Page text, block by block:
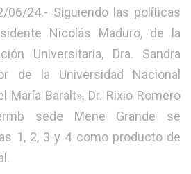
06/24.- Siguiendo las políticas
Nicolás Maduro, de la
Universitaria, Dra. Sandra
de la Universidad Nacional
María Baralt», Dr. Rixio Romero
sede Mene Grande se
1, 2, 3 y 4 como producto de